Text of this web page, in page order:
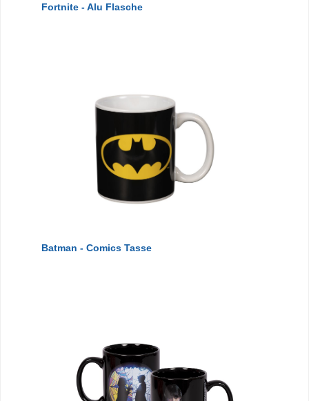
Fortnite - Alu Flasche
Batman - Comics Tasse